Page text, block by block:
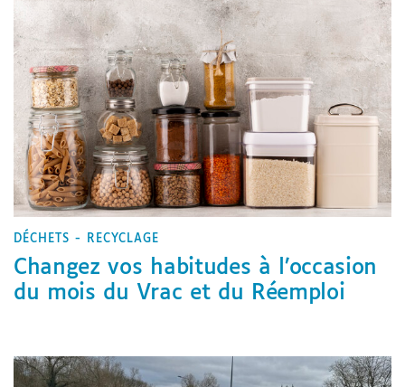
DÉCHETS - RECYCLAGE
Changez vos habitudes à l’occasion
du mois du Vrac et du Réemploi